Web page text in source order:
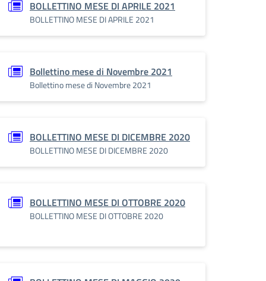
BOLLETTINO MESE DI APRILE 2021
BOLLETTINO MESE DI APRILE 2021
Bollettino mese di Novembre 2021
Bollettino mese di Novembre 2021
BOLLETTINO MESE DI DICEMBRE 2020
BOLLETTINO MESE DI DICEMBRE 2020
BOLLETTINO MESE DI OTTOBRE 2020
BOLLETTINO MESE DI OTTOBRE 2020